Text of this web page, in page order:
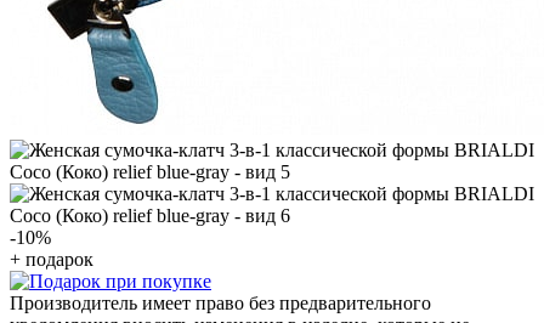
-10%
+ подарок
Производитель имеет право без предварительного